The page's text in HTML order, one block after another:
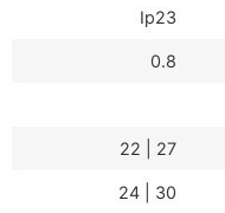
Ip23
0.8
27 | 22
30 | 24